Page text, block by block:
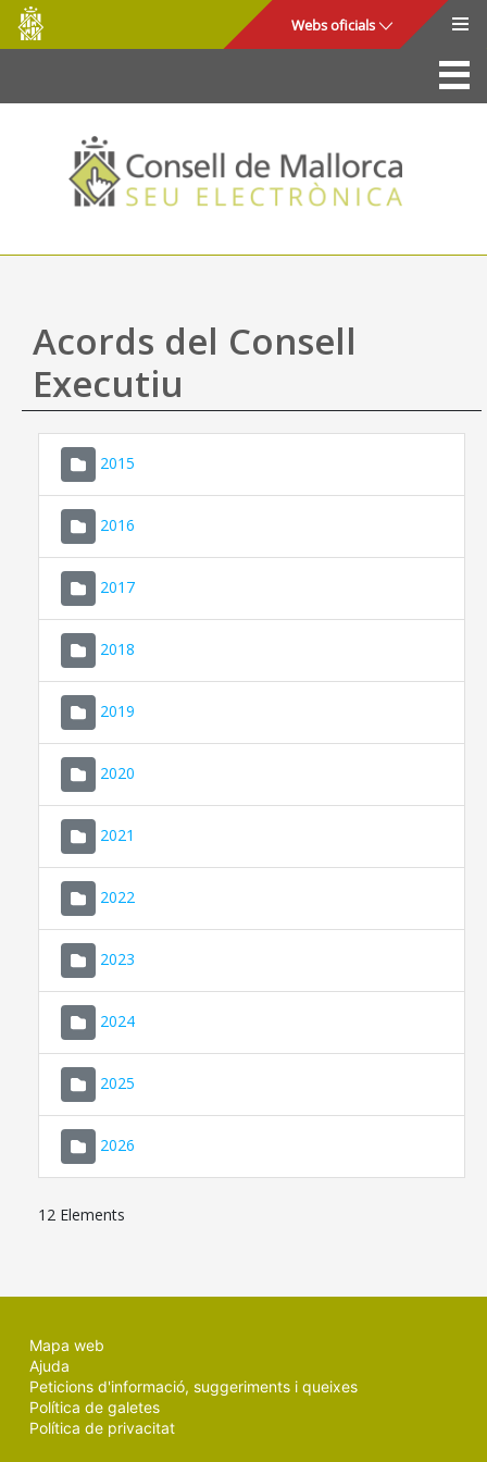
Salta al contingut principal
Consell
de
Mallorca
Webs oficials
La Seu
Consell de Mallorca
Accés i seguretat
Utilitats
Ajuda
Acords del Consell
Executiu
2015
2016
2017
2018
2019
2020
2021
2022
2023
2024
2025
2026
12 Elements
Mapa web
Ajuda
Peticions d'informació, suggeriments i queixes
Política de galetes
Política de privacitat